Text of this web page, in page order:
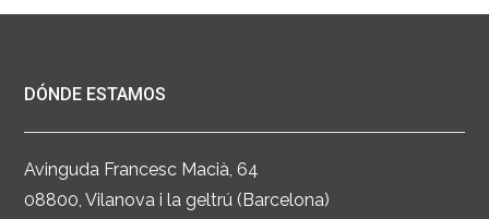
DÓNDE ESTAMOS
Avinguda Francesc Macià, 64
08800, Vilanova i la geltrú (Barcelona)